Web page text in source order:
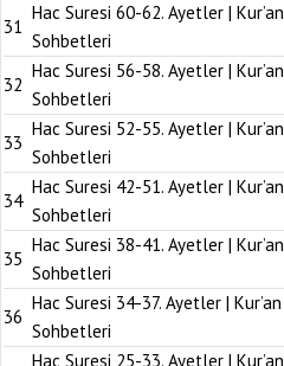
31
Hac Suresi 60-62. Ayetler | Kur’an
Sohbetleri
32
Hac Suresi 56-58. Ayetler | Kur’an
Sohbetleri
33
Hac Suresi 52-55. Ayetler | Kur’an
Sohbetleri
34
Hac Suresi 42-51. Ayetler | Kur’an
Sohbetleri
35
Hac Suresi 38-41. Ayetler | Kur’an
Sohbetleri
36
Hac Suresi 34-37. Ayetler | Kur’an
Sohbetleri
Hac Suresi 25-33. Ayetler | Kur’an